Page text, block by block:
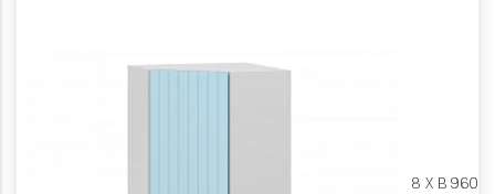
Ш 300 X Г 318 X В 960